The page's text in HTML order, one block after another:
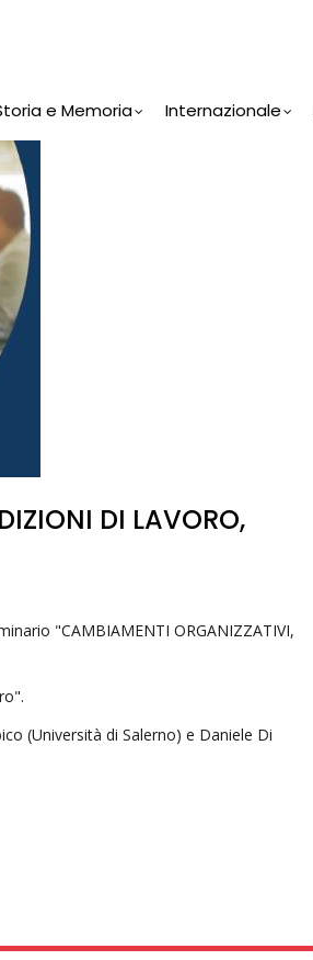
e Memoria Internazionale
DI LAVORO,
"CAMBIAMENTI ORGANIZZATIVI,
(Università di Salerno) e Daniele Di